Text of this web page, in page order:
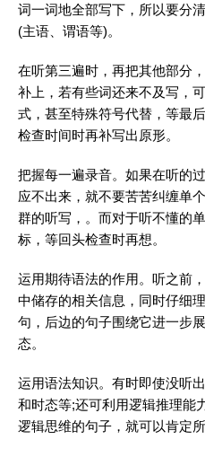
词一词地全部写下，所以要分
(主语、谓语等)。
在听第三遍时，再把其他部分
补上，若有些词还来不及写，
式，甚至特殊符号代替，等最
检查时间时再补写出原形。
把握每一遍录音。如果在听的
应不出来，就不要苦苦纠缠单
群的听写，。而对于听不懂的
标，等回头检查时再想。
运用期待语法的作用。听之前
中储存的相关信息，同时仔细
句，后边的句子围绕它进一步
态。
运用语法知识。有时即使没听
和时态等;还可利用逻辑推理能
逻辑思维的句子，就可以肯定